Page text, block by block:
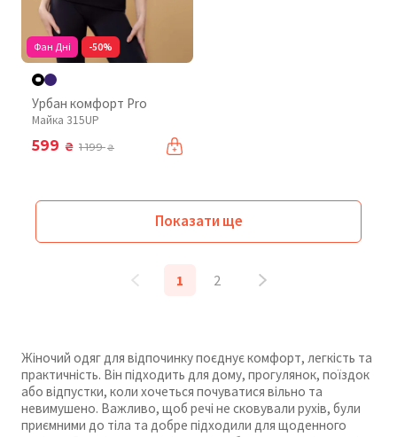
Фан Дні -50%
Урбан комфорт Pro
Майка 315UP
599 ₴ 1 199₴
Показати ще
1 2
Жіночий одяг для відпочинку поєднує комфорт, легкість та
практичність. Він підходить для дому, прогулянок, поїздок
або відпустки, коли хочеться почуватися вільно та
невимушено. Важливо, щоб речі не сковували рухів, були
приємними до тіла та добре підходили для щоденного